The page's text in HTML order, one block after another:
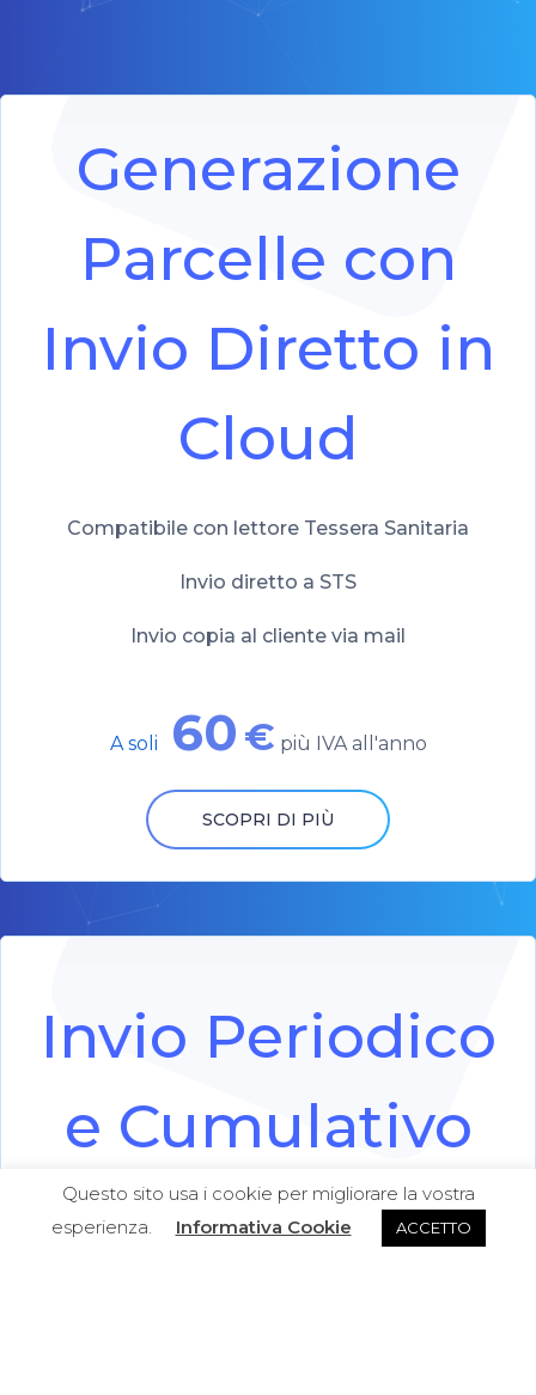
Generazione
Parcelle con
Invio Diretto in
Cloud
Compatibile con lettore Tessera Sanitaria
Invio diretto a STS
Invio copia al cliente via mail
60 più IVA all'anno
SCOPRI DI PIÙ
Invio Periodico
e Cumulativo
dei Dati
Questo sito usa i cookie per migliorare la vostra
esperienza.
Informativa Cookie ACCETTO